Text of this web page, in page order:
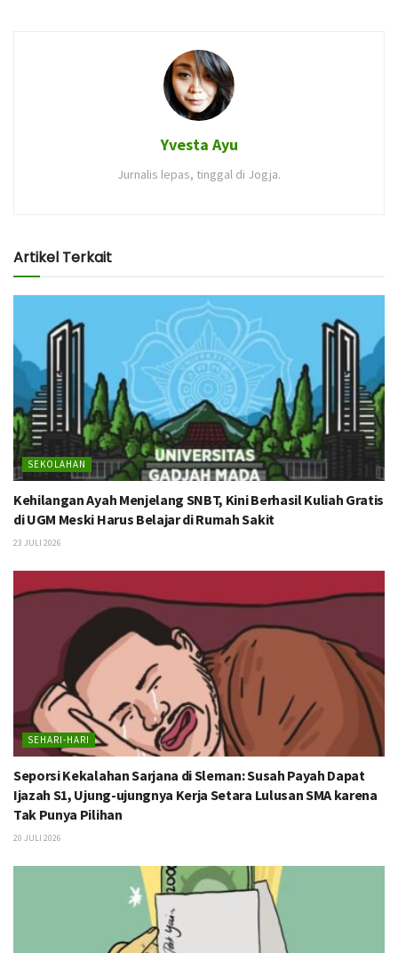
Yvesta Ayu
Jurnalis lepas, tinggal di Jogja.
Artikel Terkait
SEKOLAHAN
Kehilangan Ayah Menjelang SNBT, Kini Berhasil Kuliah Gratis
di UGM Meski Harus Belajar di Rumah Sakit
23 JULI 2026
SEHARI-HARI
Seporsi Kekalahan Sarjana di Sleman: Susah Payah Dapat
Ijazah S1, Ujung-ujungnya Kerja Setara Lulusan SMA karena
Tak Punya Pilihan
20 JULI 2026